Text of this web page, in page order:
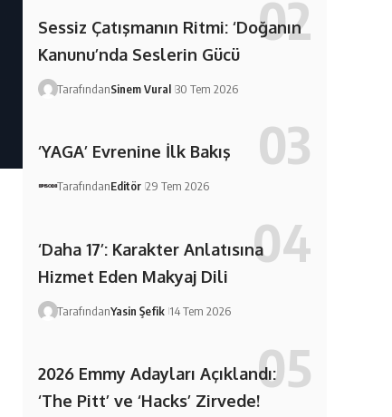
Sessiz Çatışmanın Ritmi: ‘Doğanın
Kanunu’nda Seslerin Gücü
TarafındanSinem Vural 30 Tem 2026
‘YAGA’ Evrenine İlk Bakış
TarafındanEditör 29 Tem 2026
‘Daha 17’: Karakter Anlatısına
Hizmet Eden Makyaj Dili
TarafındanYasin Şefik 14 Tem 2026
2026 Emmy Adayları Açıklandı:
‘The Pitt’ ve ‘Hacks’ Zirvede!